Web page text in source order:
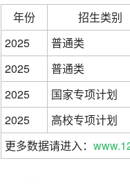
年份 招生类别
2025
普通类
2025
普通类
2025
国家专项计划
2025
高校专项计划
更多数据请进入：